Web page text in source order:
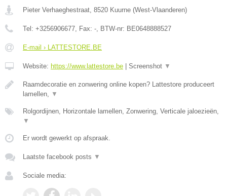
Pieter Verhaeghestraat 8520 Kuurne (West-Vlaanderen)
Tel: +3256906677 , Fax: - , BTW-nr: BE0648888527
E-mail › LATTESTORE.BE
Website: https://www.lattestore.be Screenshot ▼
Raamdecoratie en zonwering online kopen? Lattestore produceert
lamellen,
▼
Rolgordijnen, Horizontale lamellen, Zonwering, Verticale jaloezieën,
▼
Er wordt gewerkt op afspraak.
Laatste facebook posts ▼
Sociale media: